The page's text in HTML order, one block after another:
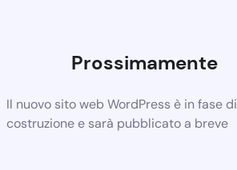
Prossimamente
Il nuovo sito web WordPress è in fase di
costruzione e sarà pubblicato a breve